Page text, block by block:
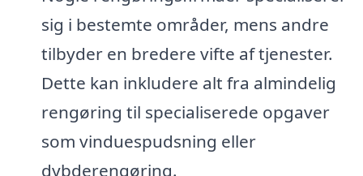
sig i bestemte områder, mens andre
tilbyder en bredere vifte af tjenester.
Dette kan inkludere alt fra almindelig
rengøring til specialiserede opgaver
som vinduespudsning eller
dybderengøring.